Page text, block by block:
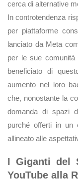
cerca di alternative
In controtendenza
per piattaforme
lanciato da Meta
per le sue
beneficiato di
aumento nel loro
che, nonostante la
domanda di spazi
purché offerti in un
allineato alle
I Giganti del
YouTube alla